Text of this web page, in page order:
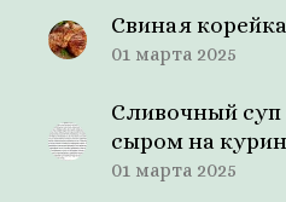
Свиная
01 марта 2025
Сливочный
сыром на
01 марта 2025